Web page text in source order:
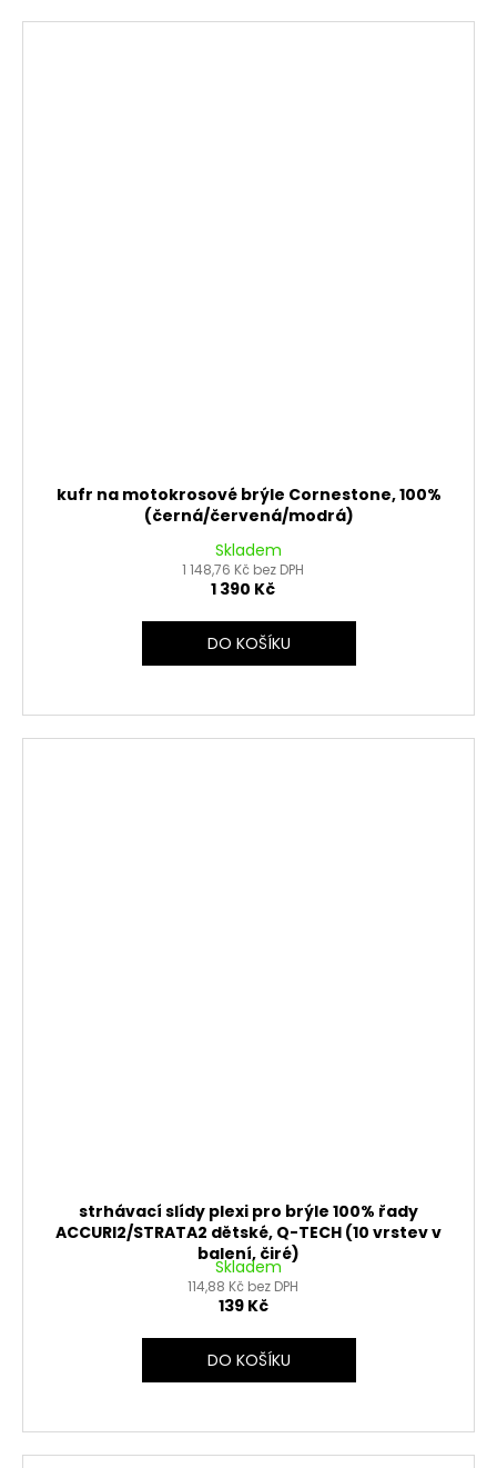
kufr na motokrosové brýle Cornestone, 100%
(černá/červená/modrá)
Skladem
1 148,76 Kč bez DPH
1 390 Kč
DO KOŠÍKU
strhávací slídy plexi pro brýle 100% řady
ACCURI2/STRATA2 dětské, Q-TECH (10 vrstev v
balení, čiré)
Skladem
114,88 Kč bez DPH
139 Kč
DO KOŠÍKU